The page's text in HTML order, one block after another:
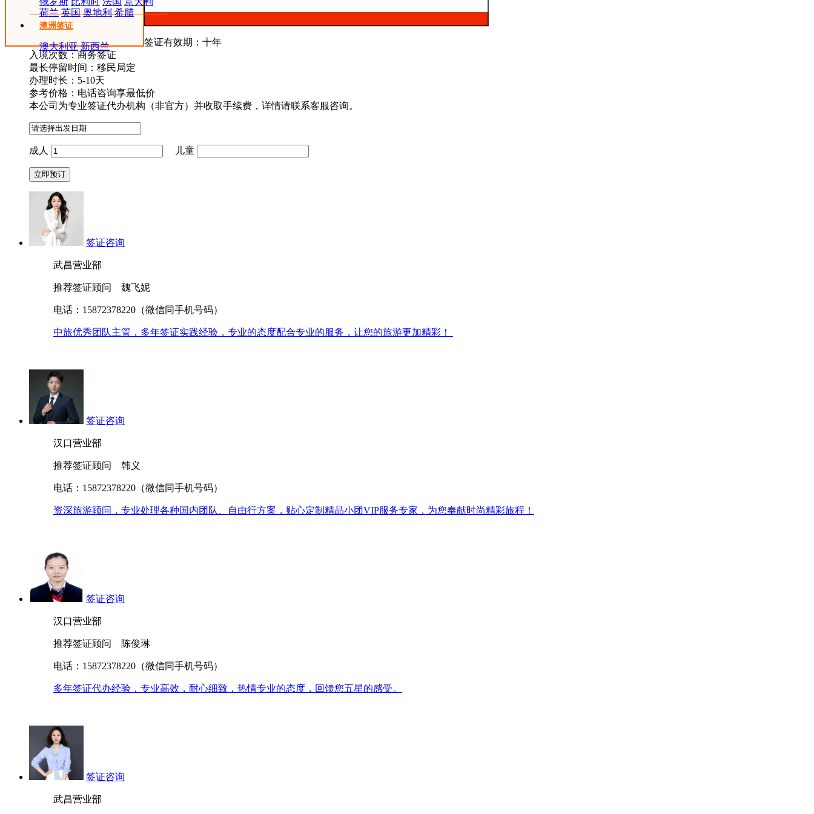
荷兰 英国 奥地利 希腊
澳洲签证
澳大利亚 新西兰
签证有效期：十年
入境次数：商务签证
最长停留时间：移民局定
办理时长：5-10天
参考价格： 电话咨询享最低价
本公司为专业签证代办机构（非官方）并收取手续费，详情请联系客服咨询。
成人 儿童
签证咨询
武昌营业部
推荐签证顾问 魏飞妮
电话：15872378220（微信同手机号码）
中旅优秀团队主管，多年签证实践经验，专业的态度配合专业的服务，让您的旅游更加精彩！
签证咨询
汉口营业部
推荐签证顾问 韩义
电话：15872378220（微信同手机号码）
资深旅游顾问，专业处理各种国内团队、自由行方案，贴心定制精品小团VIP服务专家，为您奉献时尚精彩旅程！
签证咨询
汉口营业部
推荐签证顾问 陈俊琳
电话：15872378220（微信同手机号码）
多年签证代办经验，专业高效，耐心细致，热情专业的态度，回馈您五星的感受。
签证咨询
武昌营业部